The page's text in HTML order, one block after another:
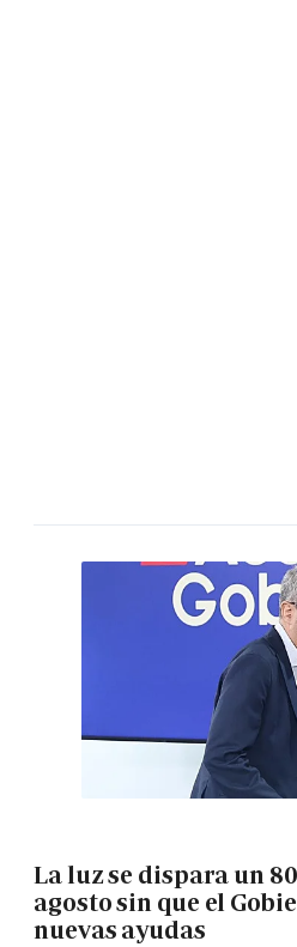
La luz se dispara un
agosto sin que el
nuevas ayudas